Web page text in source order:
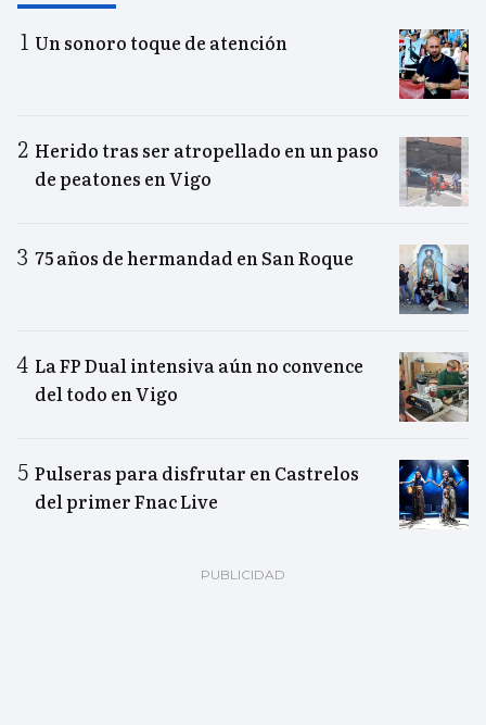
Un sonoro toque de atención
Herido tras ser atropellado en un paso
de peatones en Vigo
75 años de hermandad en San Roque
La FP Dual intensiva aún no convence
del todo en Vigo
Pulseras para disfrutar en Castrelos
del primer Fnac Live